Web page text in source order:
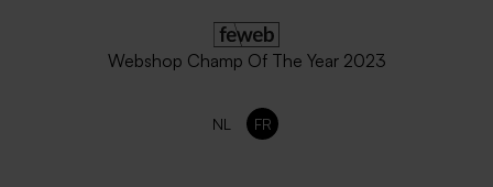
Enveloppe longue rouille
Webshop Champ Of The Year 2023
NL FR